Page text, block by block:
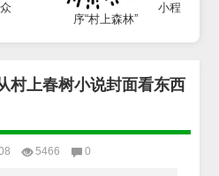
小程
序“村上森林”
村上春树小说封面看东西
5466 0